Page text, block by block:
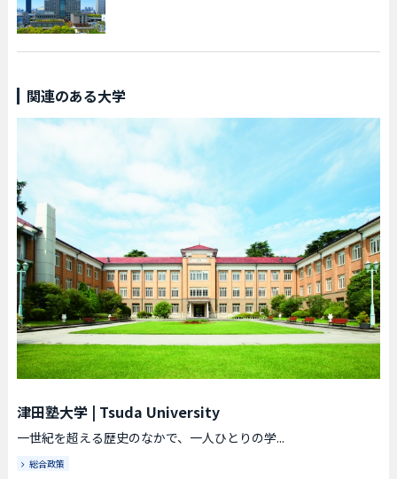
関連のある大学
津田塾大学| Tsuda University
一世紀を超える歴史のなかで、一人ひとりの学...
総合政策